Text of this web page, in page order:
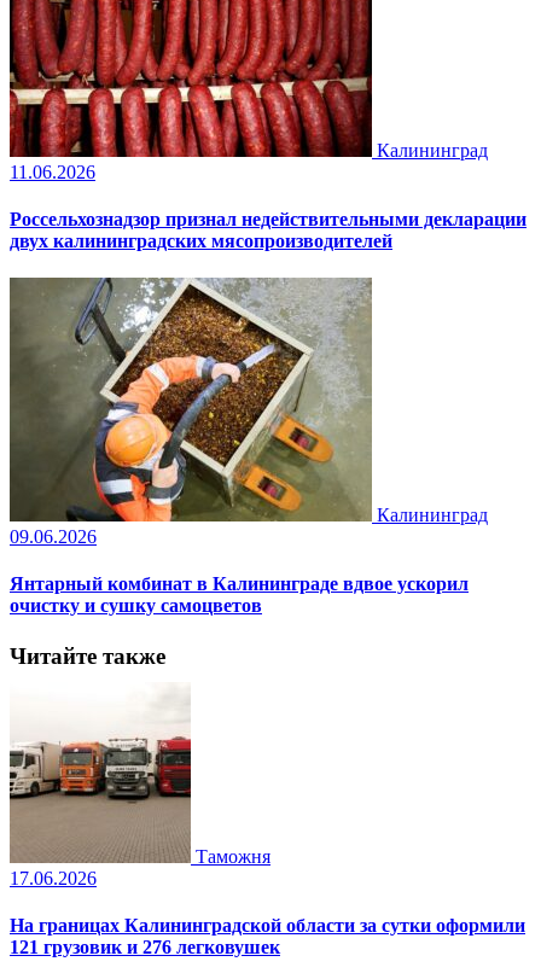
Калининград
11.06.2026
Россельхознадзор признал недействительными декларации
двух калининградских мясопроизводителей
Калининград
09.06.2026
Янтарный комбинат в Калининграде вдвое ускорил
очистку и сушку самоцветов
Читайте также
Таможня
17.06.2026
На границах Калининградской области за сутки оформили
121 грузовик и 276 легковушек